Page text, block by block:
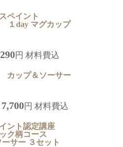
ペイント
１day マグカップ
円 材料費込
カップ＆ソーサー
7,700円 材料費込
ント認定講座
ク柄コース
サー ３セット